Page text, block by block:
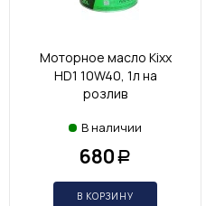
Моторное масло Kixx
HD1 10W40, 1л на
розлив
В наличии
680 Р
В КОРЗИНУ